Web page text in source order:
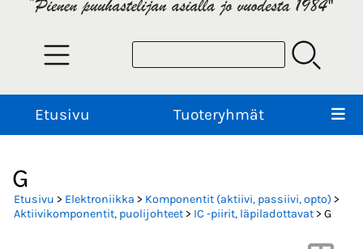
Etusivu Tuoteryhmät
G
Etusivu > Elektroniikka > Komponentit (aktiivi, passiivi, opto) >
Aktiivikomponentit, puolijohteet> IC -piirit, läpiladottavat> G